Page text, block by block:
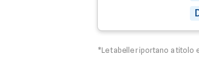
*Le tabelle riportano a titolo